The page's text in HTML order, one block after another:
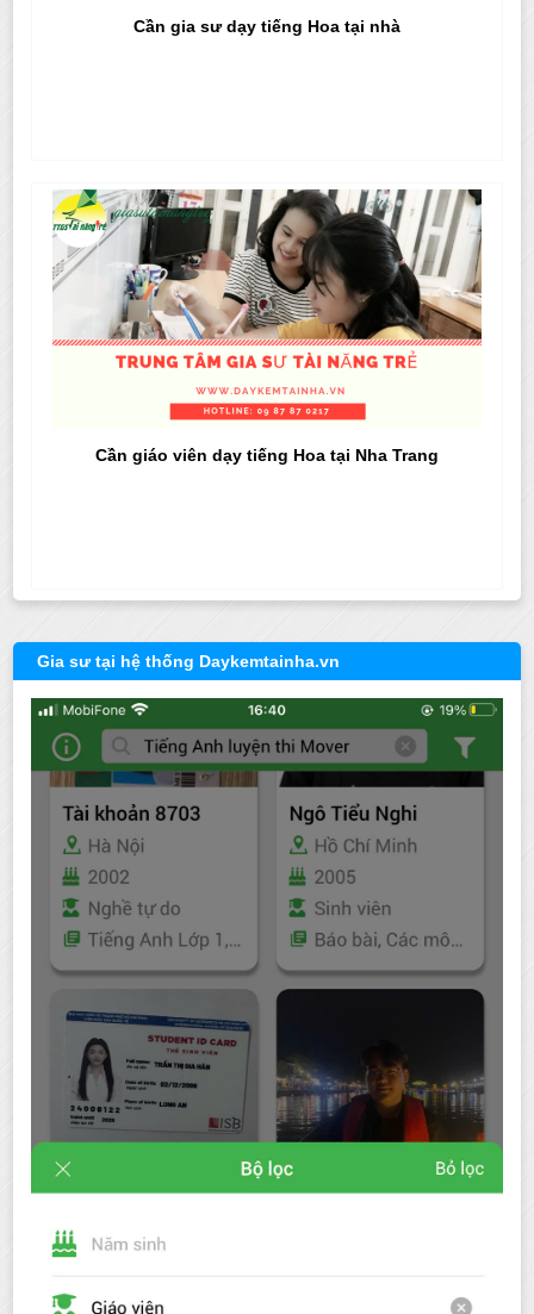
Cần gia sư dạy tiếng Hoa tại nhà
Cần giáo viên dạy tiếng Hoa tại Nha Trang
Gia sư tại hệ thống Daykemtainha.vn